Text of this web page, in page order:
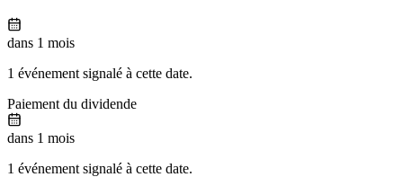
dans 1 mois
1 événement signalé à cette date.
Paiement du dividende
dans 1 mois
1 événement signalé à cette date.